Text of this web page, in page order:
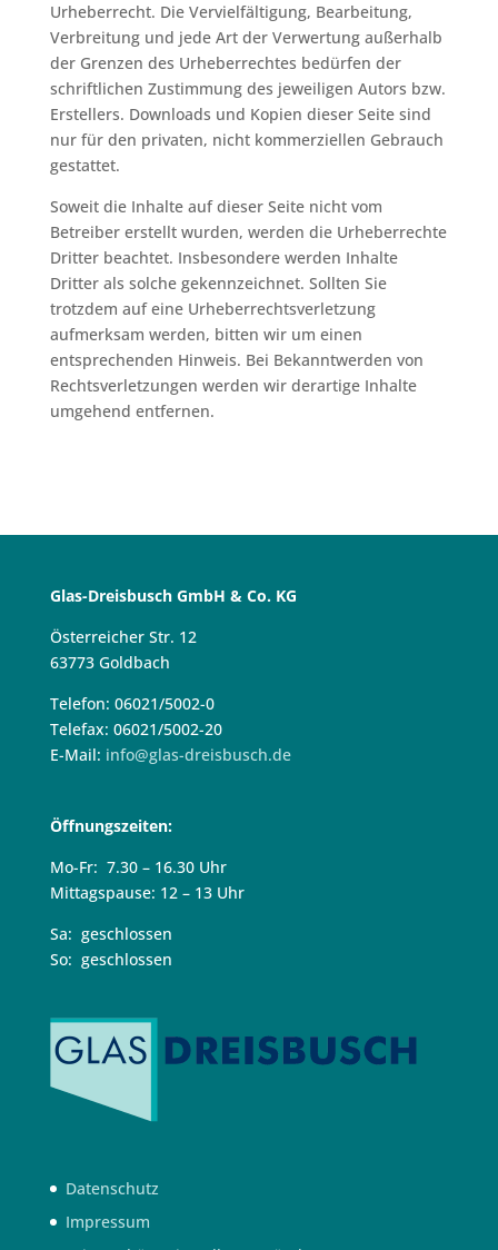
Urheberrecht. Die Vervielfältigung, Bearbeitung,
Verbreitung und jede Art der Verwertung außerhalb
der Grenzen des Urheberrechtes bedürfen der
schriftlichen Zustimmung des jeweiligen Autors bzw.
Erstellers. Downloads und Kopien dieser Seite sind
nur für den privaten, nicht kommerziellen Gebrauch
gestattet.
Soweit die Inhalte auf dieser Seite nicht vom
Betreiber erstellt wurden, werden die Urheberrechte
Dritter beachtet. Insbesondere werden Inhalte
Dritter als solche gekennzeichnet. Sollten Sie
trotzdem auf eine Urheberrechtsverletzung
aufmerksam werden, bitten wir um einen
entsprechenden Hinweis. Bei Bekanntwerden von
Rechtsverletzungen werden wir derartige Inhalte
umgehend entfernen.
Glas-Dreisbusch GmbH & Co. KG
Österreicher Str. 12
63773 Goldbach
Telefon: 06021/5002-0
Telefax: 06021/5002-20
E-Mail: info@glas-dreisbusch.de
Öffnungszeiten:
Mo-Fr: 7.30 – 16.30 Uhr
Mittagspause: 12 – 13 Uhr
Sa: geschlossen
So: geschlossen
Datenschutz
Impressum